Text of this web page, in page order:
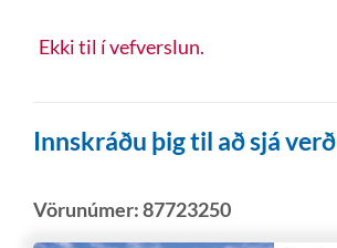
Ekki til í vefverslun.
Innskráðu þig til að sjá verð
Vörunúmer:87723250